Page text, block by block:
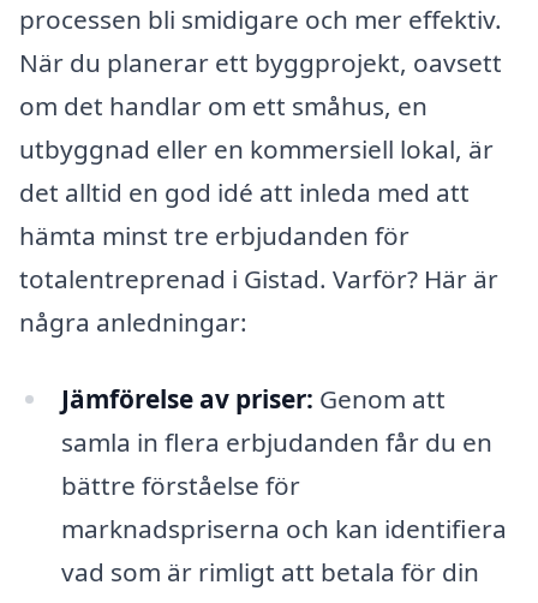
processen bli smidigare och mer effektiv.
När du planerar ett byggprojekt, oavsett
om det handlar om ett småhus, en
utbyggnad eller en kommersiell lokal, är
det alltid en god idé att inleda med att
hämta minst tre erbjudanden för
totalentreprenad i Gistad. Varför? Här är
några anledningar:
Jämförelse av priser: Genom att
samla in flera erbjudanden får du en
bättre förståelse för
marknadspriserna och kan identifiera
vad som är rimligt att betala för din